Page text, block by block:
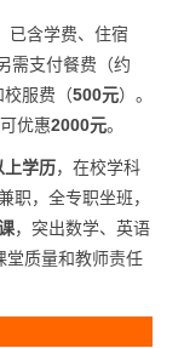
已含学费、住宿
需支付餐费（约
校服费（500元）。
优惠2000元。
上学历，在校学科
职，全专职坐班，
，突出数学、英语
堂质量和教师责任